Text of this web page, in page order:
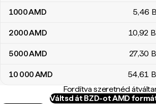
1000AMD 5,46
2000AMD 10,92
5000AMD 27,30
10 000AMD 54,61
Fordítva szeretnéd
Váltsd át BZD-ot AMD